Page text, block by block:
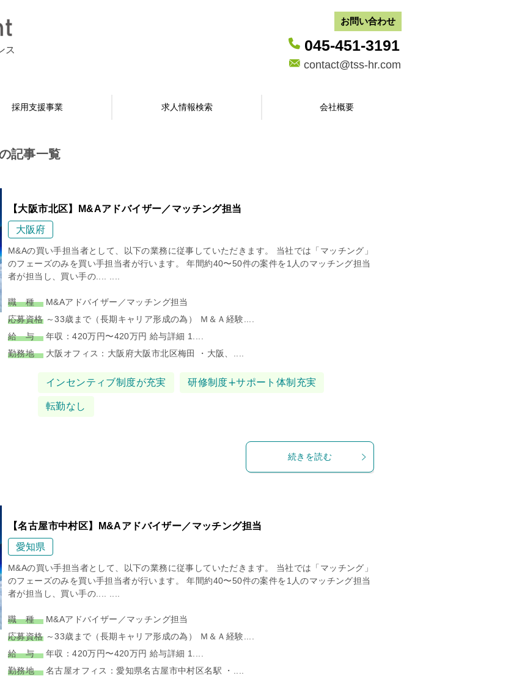
ス
お問い合わせ
045-451-3191
contact@tss-hr.com
採用支援事業 求人情報検索 会社概要
記事一覧
【大阪市北区】M&Aアドバイザー／マッチング担当
大阪府
M&Aの買い手担当者として、以下の業務に従事していただきます。 当社では「マッチング」
のフェーズのみを買い手担当者が行います。 年間約40〜50件の案件を1人のマッチング担当
者が担当し、買い手の.... ....
職 種M&Aアドバイザー／マッチング担当
応募資格～33歳まで（長期キャリア形成の為） Ｍ＆Ａ経験....
給 与年収：420万円〜420万円 給与詳細 1....
勤務地大阪オフィス：大阪府大阪市北区梅田 ・大阪、....
インセンティブ制度が充実 研修制度∔サポート体制充実
転勤なし
続きを読む
【名古屋市中村区】M&Aアドバイザー／マッチング担当
愛知県
M&Aの買い手担当者として、以下の業務に従事していただきます。 当社では「マッチング」
のフェーズのみを買い手担当者が行います。 年間約40〜50件の案件を1人のマッチング担当
者が担当し、買い手の.... ....
職 種M&Aアドバイザー／マッチング担当
応募資格～33歳まで（長期キャリア形成の為） Ｍ＆Ａ経験....
給 与年収：420万円〜420万円 給与詳細 1....
勤務地名古屋オフィス：愛知県名古屋市中村区名駅 ・....